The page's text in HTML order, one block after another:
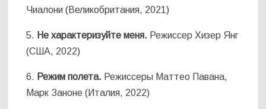
Чиалони (Великобритания, 2021)
5. Не характеризуйте меня. Режиссер Хизер Янг
(США, 2022)
6. Режим полета. Режиссеры Маттео Павана,
Марк Заноне (Италия, 2022)